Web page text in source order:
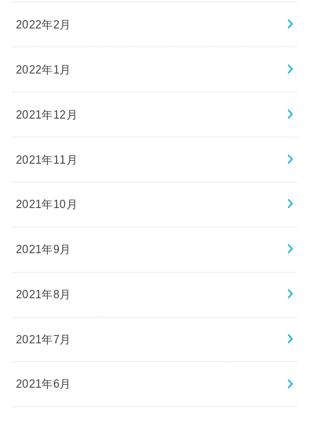
2022年2月
2022年1月
2021年12月
2021年11月
2021年10月
2021年9月
2021年8月
2021年7月
2021年6月